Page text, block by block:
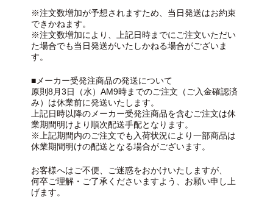
※注文数増加が予想されますため、当日発送はお約束
できかねます。
※注文数増加により、上記日時までにご注文いただい
た場合でも当日発送がいたしかねる場合がございま
す。
■メーカー受発注商品の発送について
原則8月3日（水）AM9時までのご注文（ご入金確認済
み）は休業前に発送いたします。
上記日時以降のメーカー受発注商品を含むご注文は休
業期間明けより順次配送手配となります。
※上記期間内のご注文でも入荷状況により一部商品は
休業期間明けの配送となる場合がございます。
お客様へはご不便、ご迷惑をおかけいたしますが、
何卒ご理解・ご了承くださいますよう、お願い申し上
げます。